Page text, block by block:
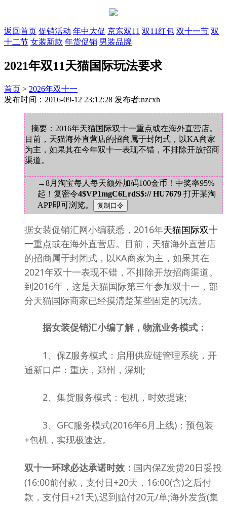
返回首页 促销活动 年中大促 京东双11 双11红包 双十一节 双
十二节 女装新款 年货促销 男装品牌
2021年双11天猫国际玩法要求
首页 > 2026年双十一
发布时间：2016-09-12 23:12:28 发布者:nzcxh
摘要：2016年天猫国际双十一重点或在海外直营店。
目前，天猫海外直营店的招商属于封闭式，以KA商家
为主，如果其在今年双十一表现不错，不排除开放招商
渠道。
→8月淘宝每人每天额外加码100金币！中奖率95%
起！复密令4$VP1mgC6LrdS$:// HU7679 打开某淘
APP即可浏览。
据女装促销汇网小编获悉，2016年天猫国际双十
一重点或在海外直营店。目前，天猫海外直营店
的招商属于封闭式，以KA商家为主，如果其在
2021年双十一表现不错，不排除开放招商渠道。
到2016年，这是天猫国际第三年参加双十一，部
分天猫国际商家已经摸清楚某些固定的玩法。
据女装促销汇小编了解，物流业务模式：
1、保Z服务模式：启用供应链管理系统，开
通新口岸：重庆，郑州，深圳;
2、集货服务模式：包机，时效提速;
3、GFC服务模式(2016年6月上线)：预包装
+包机，实现极速达。
双十一环球必达承诺时效： 国内保Z发货20日妥投
(16:00前付款，支付日+20天，16:00(含)之后付
款，支付日+21天),迟到赔付20元/单;海外发货(集